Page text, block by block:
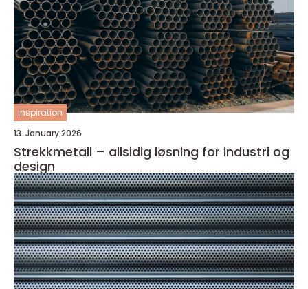
inspiration
13. January 2026
Strekkmetall – allsidig løsning for industri og
design